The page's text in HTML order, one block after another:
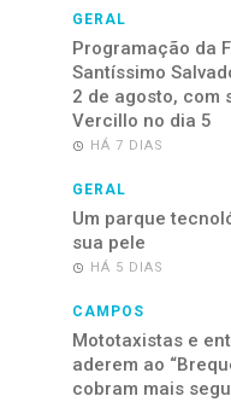
GERAL
Programação da
Santíssimo
2 de agosto, com
Vercillo no dia 5
HÁ 7 DIAS
GERAL
Um parque
sua pele
HÁ 5 DIAS
CAMPOS
Mototaxistas e
aderem ao
cobram mais